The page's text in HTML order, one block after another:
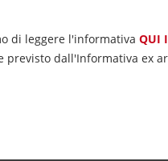
di leggere l'informativa QUI
dall'Informativa ex